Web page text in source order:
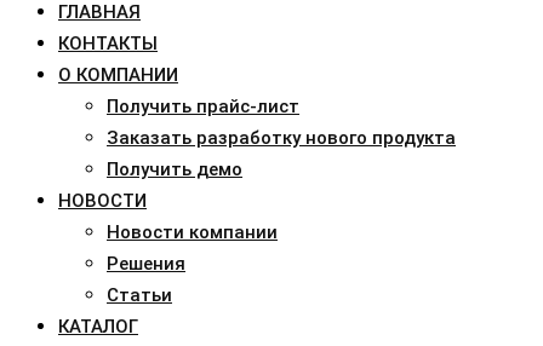
ГЛАВНАЯ
КОНТАКТЫ
О КОМПАНИИ
Получить прайс-лист
Заказать разработку нового продукта
Получить демо
НОВОСТИ
Новости компании
Решения
Статьи
КАТАЛОГ